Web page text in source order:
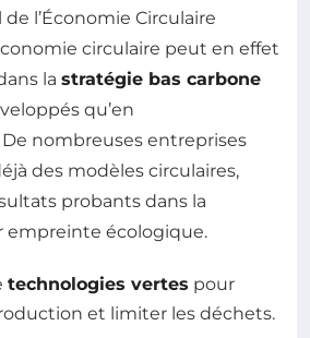
l’Économie Circulaire
circulaire peut en effet
la stratégie bas carbone
qu’en
nombreuses entreprises
des modèles circulaires,
probants dans la
empreinte écologique.
technologies vertes pour
et limiter les déchets.